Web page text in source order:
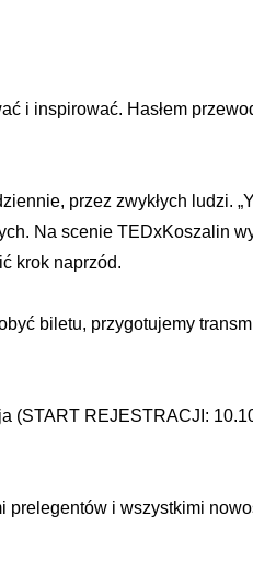
i inspirować. Hasłem
przez zwykłych ludzi.
Na scenie TEDxKoszalin
krok naprzód.
biletu, przygotujemy
REJESTRACJI:
prelegentów i wszystkimi